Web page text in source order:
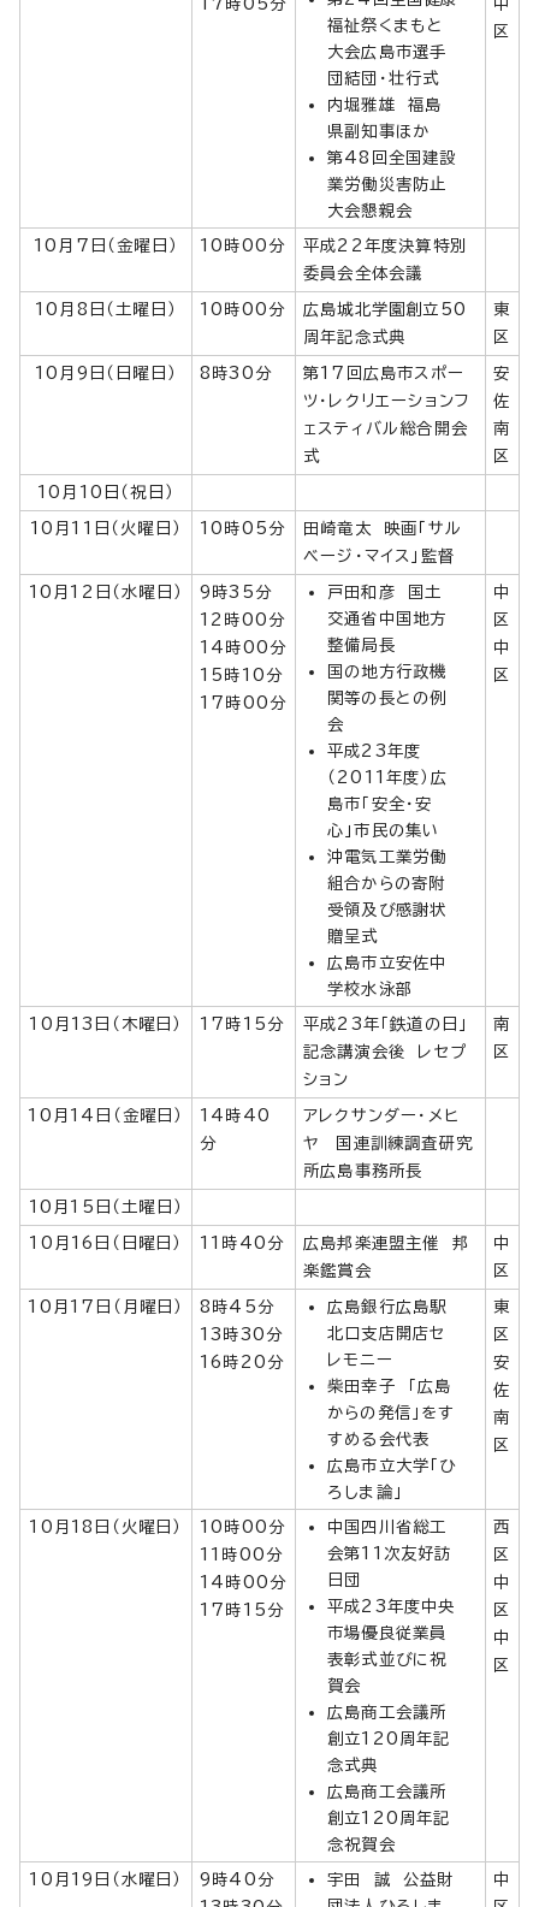
福祉祭くまもと
大会広島市選手
団結団・壮行式
内堀雅雄 福島
県副知事ほか
第48回全国建設
業労働災害防止
大会懇親会
区
10月7日（金曜日） 10時00分
平成22年度決算特別
委員会全体会議
10月8日（土曜日） 10時00分
広島城北学園創立50
周年記念式典
東
区
10月9日（日曜日） 8時30分
第17回広島市スポー
ツ・レクリエーションフ
ェスティバル総合開会
式
安
佐
南
区
10月10日（祝日）
10月11日（火曜日） 10時05分
田崎竜太 映画「サル
ベージ・マイス」監督
10月12日（水曜日）
9時35分
12時00分
14時00分
15時10分
17時00分
戸田和彦 国土
交通省中国地方
整備局長
国の地方行政機
関等の長との例
会
平成23年度
（2011年度）広
島市「安全・安
心」市民の集い
沖電気工業労働
組合からの寄附
受領及び感謝状
贈呈式
広島市立安佐中
学校水泳部
中
区
中
区
10月13日（木曜日） 17時15分
平成23年「鉄道の日」
記念講演会後 レセプ
ション
南
区
10月14日（金曜日）
14時40
分
アレクサンダー・メヒ
ヤ 国連訓練調査研究
所広島事務所長
10月15日（土曜日）
10月16日（日曜日） 11時40分
広島邦楽連盟主催 邦
楽鑑賞会
中
区
10月17日（月曜日）
8時45分
13時30分
16時20分
広島銀行広島駅
北口支店開店セ
レモニー
柴田幸子 「広島
からの発信」をす
すめる会代表
広島市立大学「ひ
ろしま論」
東
区
安
佐
南
区
10月18日（火曜日）
10時00分
11時00分
14時00分
17時15分
中国四川省総工
会第11次友好訪
日団
平成23年度中央
市場優良従業員
表彰式並びに祝
賀会
広島商工会議所
創立120周年記
念式典
広島商工会議所
創立120周年記
念祝賀会
西
区
中
区
中
区
10月19日（水曜日）
9時40分
宇田 誠 公益財
中